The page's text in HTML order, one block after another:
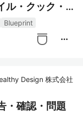
・クック・
Blueprint
more_horiz
Design 株式会社
・確認・問題